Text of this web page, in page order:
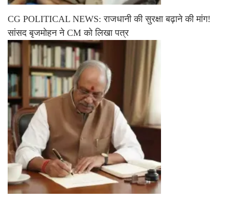
CG POLITICAL NEWS: राजधानी की सुरक्षा बढ़ाने की मांग!
सांसद बृजमोहन ने CM को लिखा पत्र